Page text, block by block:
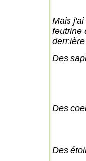
Mais j'ai
feutrine
Des
Des
Des